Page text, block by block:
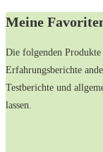
Meine
Die folgenden
Erfahrungsberichte
Testberichte und
lassen.